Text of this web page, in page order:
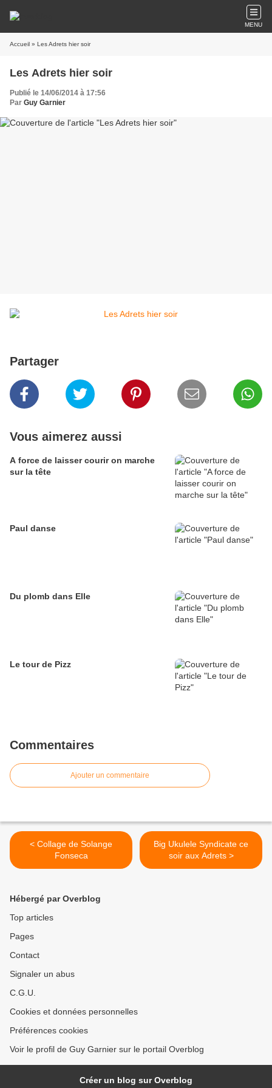
MENU
Accueil » Les Adrets hier soir
Les Adrets hier soir
Publié le 14/06/2014 à 17:56
Par Guy Garnier
Partager
Vous aimerez aussi
A force de laisser courir on marche
sur la tête
Paul danse
Du plomb dans Elle
Le tour de Pizz
Commentaires
Ajouter un commentaire
< Collage de Solange
Fonseca
Big Ukulele Syndicate ce
soir aux Adrets >
Hébergé par Overblog
Top articles
Pages
Contact
Signaler un abus
C.G.U.
Cookies et données personnelles
Préférences cookies
Voir le profil de Guy Garnier sur le portail Overblog
Créer un blog sur Overblog